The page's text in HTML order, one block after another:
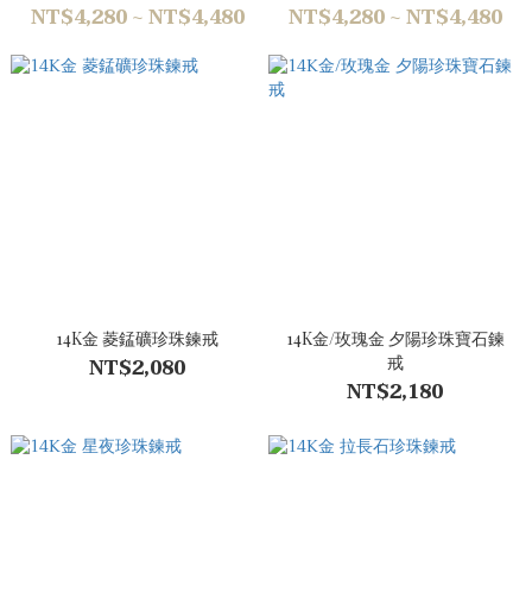
NT$4,280 ~ NT$4,480 NT$4,280 ~ NT$4,480
14K金 菱錳礦珍珠鍊戒
NT$2,080
14K金/玫瑰金 夕陽珍珠寶石鍊
戒
NT$2,180